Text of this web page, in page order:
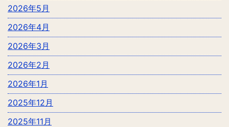
2026年5月
2026年4月
2026年3月
2026年2月
2026年1月
2025年12月
2025年11月